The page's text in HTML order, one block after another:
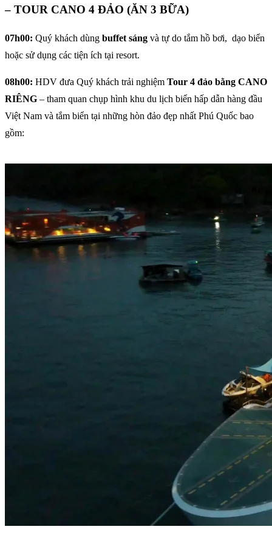
– TOUR CANO 4 ĐẢO (ĂN 3 BỮA)
07h00: Quý khách dùng buffet sáng và tự do tắm hồ bơi, dạo biển
hoặc sử dụng các tiện ích tại resort.
08h00: HDV đưa Quý khách trải nghiệm Tour 4 đảo bằng CANO
RIÊNG – tham quan chụp hình khu du lịch biển hấp dẫn hàng đầu
Việt Nam và tắm biển tại những hòn đảo đẹp nhất Phú Quốc bao
gồm: